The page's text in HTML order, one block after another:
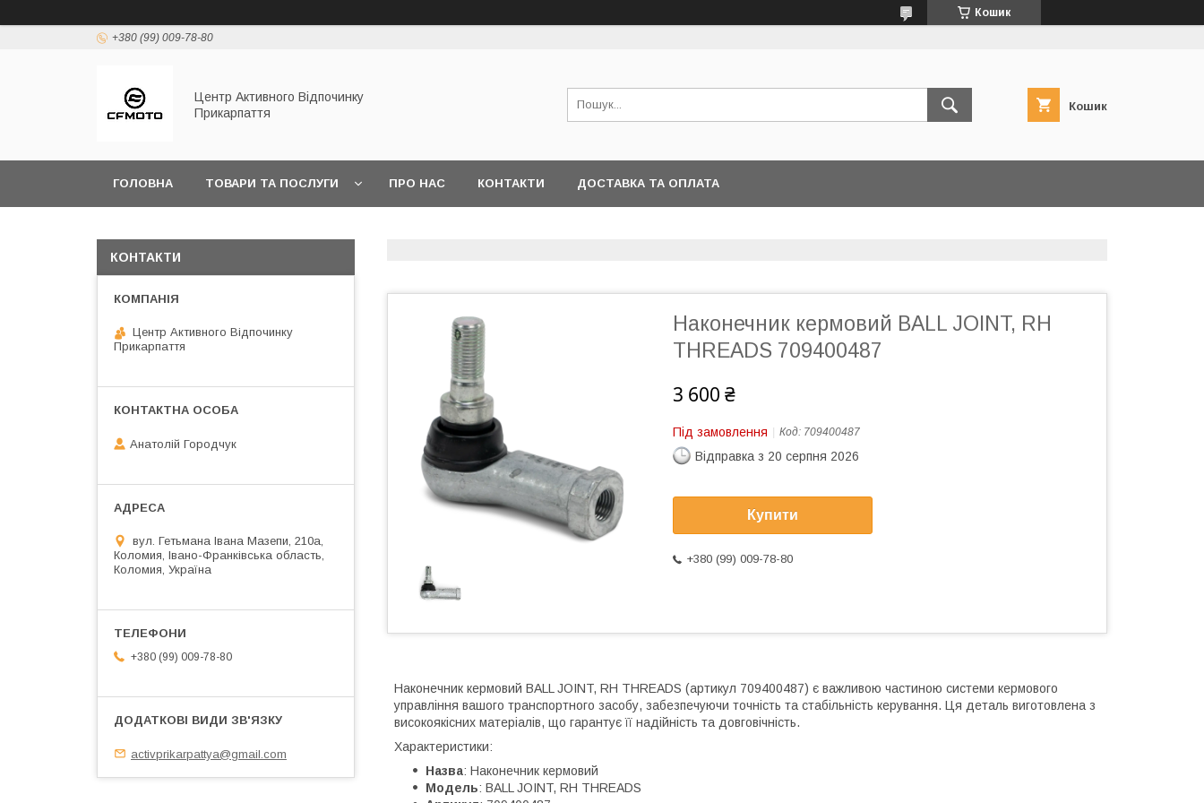
Кошик
+380 (99) 009-78-80
Центр Активного Відпочинку
Прикарпаття
Кошик
ГОЛОВНА ТОВАРИ ТА ПОСЛУГИ ПРО НАС КОНТАКТИ ДОСТАВКА ТА ОПЛАТА
Наконечник кермовий BALL JOINT, RH
THREADS 709400487
3 600 ₴
Під замовлення Код: 709400487
Відправка з 20 серпня 2026
Купити
+380 (99) 009-78-80
Наконечник кермовий BALL JOINT, RH THREADS (артикул 709400487) є важливою частиною системи кермового
управління вашого транспортного засобу, забезпечуючи точність та стабільність керування. Ця деталь виготовлена з
високоякісних матеріалів, що гарантує її надійність та довговічність.
Характеристики:
Назва: Наконечник кермовий
Модель: BALL JOINT, RH THREADS
КОНТАКТИ
Центр Активного Відпочинку
Прикарпаття
Анатолій Городчук
вул. Гетьмана Івана Мазепи, 210а,
Коломия, Івано-Франківська область,
Коломия, Україна
+380 (99) 009-78-80
activprikarpattya@gmail.com